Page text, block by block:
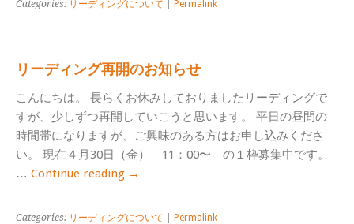
Categories: リーディングについて Permalink
リーディング再開のお知らせ
こんにちは。 長らくお休みしておりましたリーディングで
すが、少しずつ再開していこうと思います。 平日の昼間の
時間帯になりますが、ご興味のある方はお申し込みくださ
い。 現在４月30日（金） 11：00〜 の１枠募集中です。
… Continue reading →
Categories: リーディングについて Permalink